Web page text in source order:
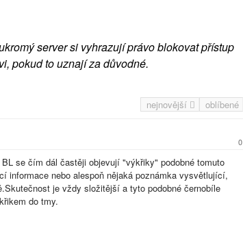
server si vyhrazují právo blokovat přístup
pokud to uznají za důvodné.
nejnovější oblíbené
0
se čím dál častěji objevují "výkřiky" podobné tomuto
informace nebo alespoň nějaká poznámka vysvětlující,
je vždy složitější a tyto podobné černobíle
do tmy.